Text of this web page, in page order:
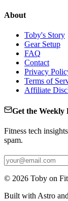
About
Toby's Story
Gear Setup
FAQ
Contact
Privacy
Terms of
Affiliate
Get the Weekly
Fitness tech
spam.
© 2026 Toby on
Built with Astro